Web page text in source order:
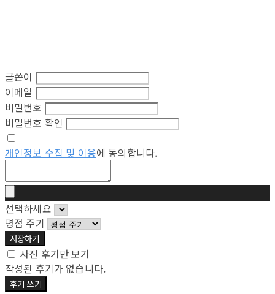
글쓴이
이메일
비밀번호
비밀번호 확인
개인정보 수집 및 이용에 동의합니다.
선택하세요
평점 주기
저장하기
사진 후기만 보기
작성된 후기가 없습니다.
후기 쓰기